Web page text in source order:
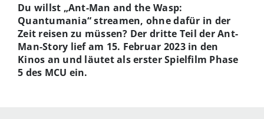
Du willst „Ant-Man and the Wasp:
Quantumania“ streamen, ohne dafür in der
Zeit reisen zu müssen? Der dritte Teil der Ant-
Man-Story lief am 15. Februar 2023 in den
Kinos an und läutet als erster Spielfilm Phase
5 des MCU ein.